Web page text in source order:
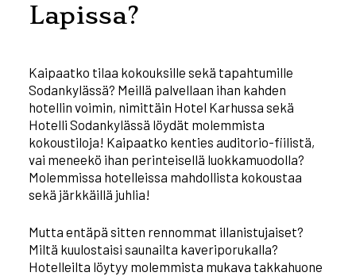
Lapissa?
Kaipaatko tilaa kokouksille sekä tapahtumille
Sodankylässä? Meillä palvellaan ihan kahden
hotellin voimin, nimittäin Hotel Karhussa sekä
Hotelli Sodankylässä löydät molemmista
kokoustiloja! Kaipaatko kenties auditorio-fiilistä,
vai meneekö ihan perinteisellä luokkamuodolla?
Molemmissa hotelleissa mahdollista kokoustaa
sekä järkkäillä juhlia!
Mutta entäpä sitten rennommat illanistujaiset?
Miltä kuulostaisi saunailta kaveriporukalla?
Hotelleilta löytyy molemmista mukava takkahuone